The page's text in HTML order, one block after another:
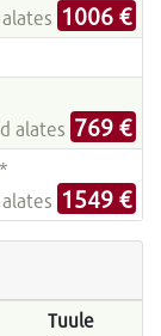
1006 €
alates 769 €
1549 €
Tuule